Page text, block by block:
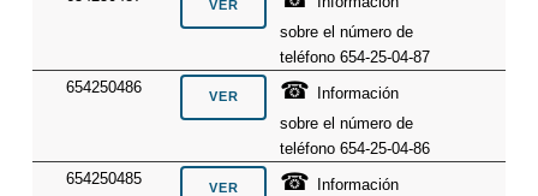
sobre el número de
teléfono 654-25-04-87
654250486
☎
Información
sobre el número de
teléfono 654-25-04-86
654250485
☎
Información